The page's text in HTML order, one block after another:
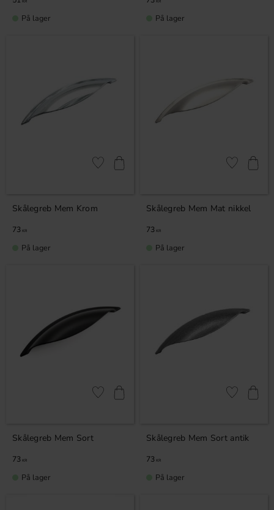
På lager På lager
Skålegreb Mem Krom
73 KR
Gem som favorit
På lager
Skålegreb Mem Mat nikkel
73 KR
Gem som
På lager
Skålegreb Mem Sort
73 KR
Gem som favorit
På lager
Skålegreb Mem Sort antik
73 KR
Gem som
På lager